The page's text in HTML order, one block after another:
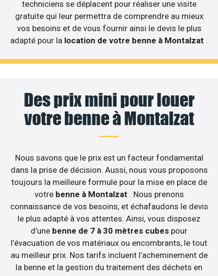
techniciens se déplacent pour réaliser une visite
gratuite qui leur permettra de comprendre au mieux
vos besoins et de vous fournir ainsi le devis le plus
adapté pour la location de votre benne à Montalzat .
Des prix mini pour louer
votre benne à Montalzat
Nous savons que le prix est un facteur fondamental
dans la prise de décision. Aussi, nous vous proposons
toujours la meilleure formule pour la mise en place de
votre benne à Montalzat . Nous prenons
connaissance de vos besoins, et échafaudons le devis
le plus adapté à vos attentes. Ainsi, vous disposez
d’une benne de 7 à 30 mètres cubes pour
l’évacuation de vos matériaux ou encombrants, le tout
au meilleur prix. Nos tarifs incluent l’acheminement de
la benne et la gestion du traitement des déchets en